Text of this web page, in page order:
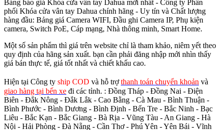
Bảng báo giá Khóa cửa vân tay Dahua mới nhất - Công ty Phân
phối Khóa cửa vân tay Dahua chính hãng - Uy tín và Chất lượng
hàng đầu: Bảng giá Camera WIFI, Đầu ghi Camera IP, Phụ kiện
camera, Switch PoE, Cáp mạng, Nhà thông minh, Smart Home.
Một số sản phẩm thì giá trên website chỉ là tham khảo, niêm yết theo
quy định của hãng sản xuất. bạn cần phải đăng nhập mới nhìn thấy
giá bán thực tế, giá tốt nhất và chiết khấu cao.
Hiện tại Công ty ship COD và hỗ trợthanh toán chuyển khoản và
giao hàng tại bến xe đi các tỉnh. : Đồng Tháp - Đồng Nai - Điện
Biên - Đắk Nông - Đắk Lắk - Cao Bằng - Cà Mau - Bình Thuận -
Bình Phước - Bình Dương - Bình Định - Bến Tre - Bắc Ninh - Bạc
Liêu - Bắc Kạn - Bắc Giang - Bà Rịa - Vũng Tàu - An Giang - Hà
Nội - Hải Phòng - Đà Nẵng - Cần Thơ - Phú Yên - Yên Bái - Vĩnh